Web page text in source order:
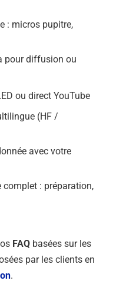
: micros pupitre,
pour diffusion ou
ou direct YouTube
(HF /
avec votre
: préparation,
FAQ basées sur les
par les clients en
.